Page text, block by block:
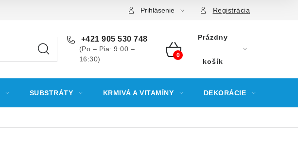
Prihlásenie Registrácia
+421 905 530 748
(Po – Pia: 9:00 –
16:30)
NÁKUPNÝ
Prázdny
košík
SUBSTRÁTY KRMIVÁ A VITAMÍNY DEKORÁCIE